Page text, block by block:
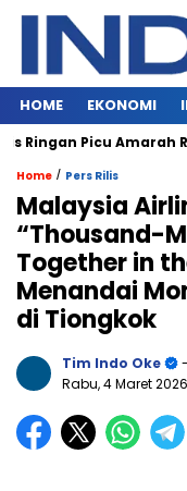
HOME EKONOMI
Picu Amarah
Home / Pers Rilis
Malaysia
“Thousand-
Together in
Menandai
di Tiongkok
Tim Indo Oke
Rabu, 4 Maret 2026